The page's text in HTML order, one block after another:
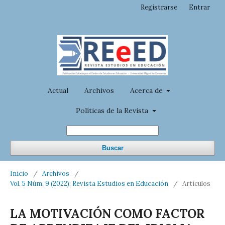
Actual Archivos Acerca de
Políticas de la Revista
Buscar
Registrarse Entrar
Inicio / Archivos
/
Vol. 5 Núm. 9 (2022): Revista Estudios en Educación
/ Artículos
LA MOTIVACIÓN COMO FACTOR